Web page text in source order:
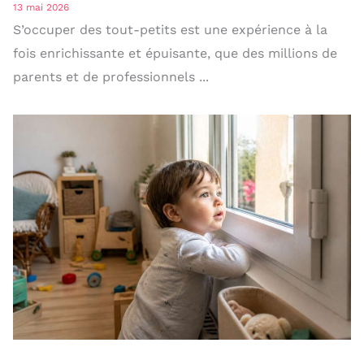
13 mai 2026
S’occuper des tout-petits est une expérience à la
fois enrichissante et épuisante, que des millions de
parents et de professionnels ...